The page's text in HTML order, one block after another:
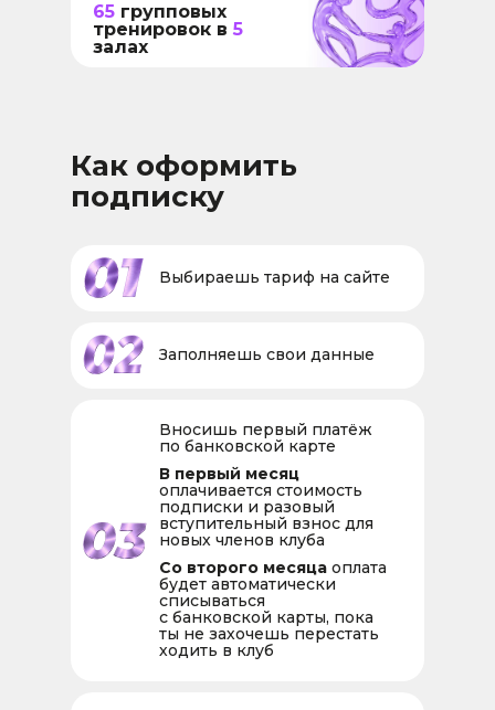
65 групповых
тренировок в 5
залах
Как оформить
подписку
Выбираешь тариф на сайте
Заполняешь свои данные
Со второго месяца оплата
будет автоматически
списываться
с банковской карты, пока
ты не захочешь перестать
ходить в клуб
В первый месяц
оплачивается стоимость
подписки и разовый
вступительный взнос для
новых членов клуба
Вносишь первый платёж
по банковской карте